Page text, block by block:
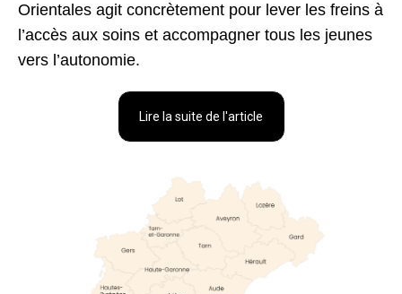
Orientales agit concrètement pour lever les freins à
l’accès aux soins et accompagner tous les jeunes
vers l’autonomie.
Lire la suite de l'article